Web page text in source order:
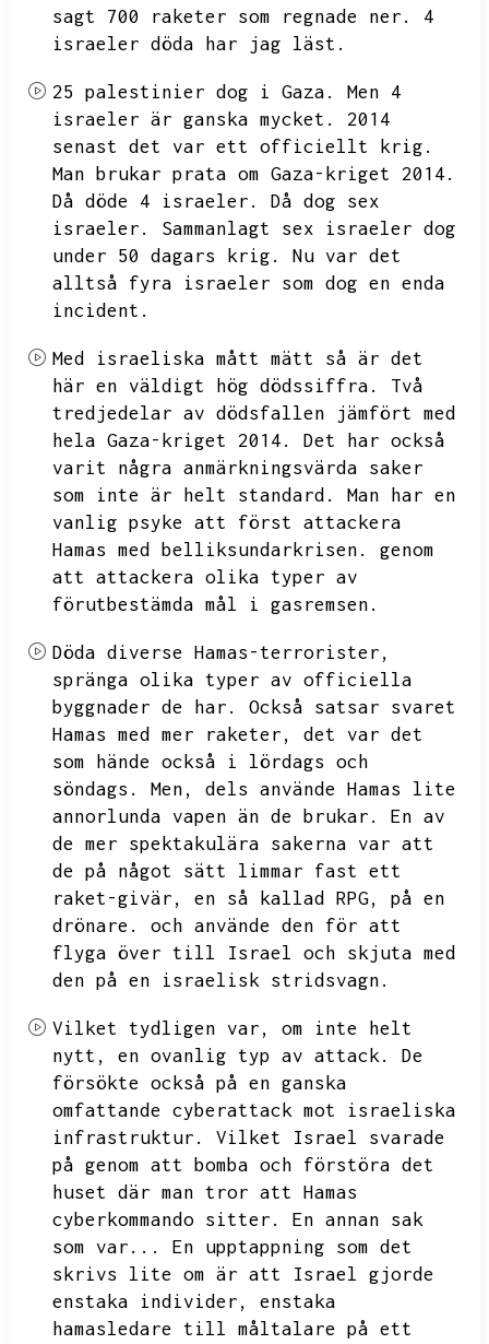
sagt 700 raketer som regnade ner.
4
israeler döda har jag läst.
25 palestinier dog i Gaza.
Men 4
israeler är ganska mycket.
2014
senast det var ett officiellt krig.
Man brukar prata om Gaza-kriget 2014.
Då döde 4 israeler.
Då dog sex
israeler.
Sammanlagt sex israeler dog
under 50 dagars krig.
Nu var det
alltså fyra israeler som dog en enda
incident.
Med israeliska mått mätt så är det
här en väldigt hög dödssiffra.
Två
tredjedelar av dödsfallen jämfört med
hela Gaza-kriget 2014.
Det har också
varit några anmärkningsvärda saker
som inte är helt standard.
Man har en
vanlig psyke att först attackera
Hamas med belliksundarkrisen.
genom
att attackera olika typer av
förutbestämda mål i gasremsen.
Döda diverse Hamas-terrorister,
spränga olika typer av officiella
byggnader de har.
Också satsar svaret
Hamas med mer raketer,
det var det
som hände också i lördags och
söndags.
Men,
dels använde Hamas lite
annorlunda vapen än de brukar.
En av
de mer spektakulära sakerna var att
de på något sätt limmar fast ett
raket-givär,
en så kallad RPG,
på en
drönare.
och använde den för att
flyga över till Israel och skjuta med
den på en israelisk stridsvagn.
Vilket tydligen var,
om inte helt
nytt,
en ovanlig typ av attack.
De
försökte också på en ganska
omfattande cyberattack mot israeliska
infrastruktur.
Vilket Israel svarade
på genom att bomba och förstöra det
huset där man tror att Hamas
cyberkommando sitter.
En annan sak
som var...
En upptappning som det
skrivs lite om är att Israel gjorde
enstaka individer,
enstaka
hamasledare till måltalare på ett